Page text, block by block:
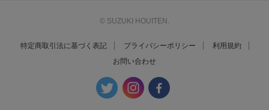
© SUZUKI HOUITEN.
特定商取引法に基づく表記 プライバシーポリシー
利用規約
お問い合わせ